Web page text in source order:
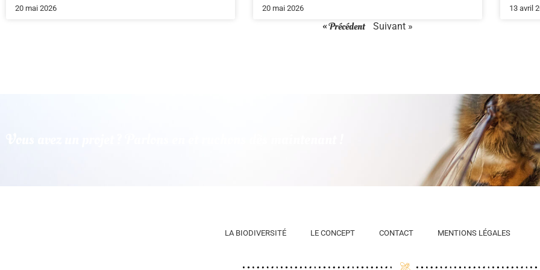
20 mai 2026 20 mai 2026 13 avril
« Précédent Suivant »
LA BIODIVERSITÉ LE CONCEPT CONTACT MENTIONS LÉGALES